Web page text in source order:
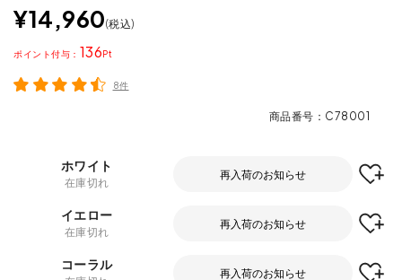
¥14,960 税込
136
ポイント
8件
商品番号 C78001
ホワイト
在庫切れ
再入荷のお知らせ
イエロー
在庫切れ
再入荷のお知らせ
コーラル
再入荷のお知らせ